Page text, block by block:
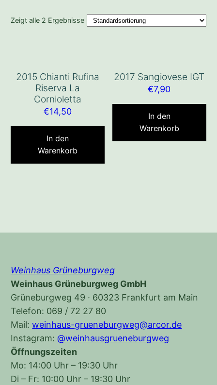
Zeigt alle 2 Ergebnisse
2015 Chianti Rufina
Riserva La
Cornioletta
€14,50
In den
Warenkorb
2017 Sangiovese IGT
€7,90
In den
Warenkorb
Weinhaus Grüneburgweg
Weinhaus Grüneburgweg GmbH
Grüneburgweg 49 · 60323 Frankfurt am Main
Telefon: 069 / 72 27 80
Mail:weinhaus-grueneburgweg@arcor.de
Instagram:@weinhausgrueneburgweg
Öffnungszeiten
Mo: 14:00 Uhr – 19:30 Uhr
Di – Fr: 10:00 Uhr – 19:30 Uhr